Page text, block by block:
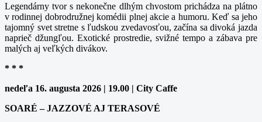
Legendárny tvor s nekonečne dlhým chvostom prichádza na plátno
v rodinnej dobrodružnej komédii plnej akcie a humoru. Keď sa jeho
tajomný svet stretne s ľudskou zvedavosťou, začína sa divoká jazda
naprieč džungľou. Exotické prostredie, svižné tempo a zábava pre
malých aj veľkých divákov.
* * *
nedeľa 16. augusta 2026 | 19.00 | City Caffe
SOARÉ – JAZZOVÉ AJ TERASOVÉ